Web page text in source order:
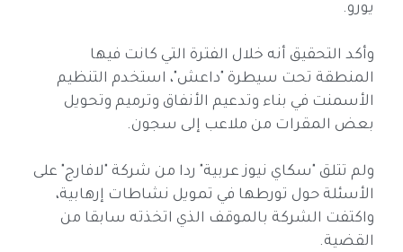
يورو.
وأكد التحقيق أنه خلال الفترة التي كانت فيها
المنطقة تحت سيطرة "داعش"، استخدم التنظيم
الأسمنت في بناء وتدعيم الأنفاق وترميم وتحويل
بعض المقرات من ملاعب إلى سجون.
ولم تتلق "سكاي نيوز عربية" ردا من شركة "لافارج" على
الأسئلة حول تورطها في تمويل نشاطات إرهابية،
واكتفت الشركة بالموقف الذي اتخذته سابقا من
القضية.